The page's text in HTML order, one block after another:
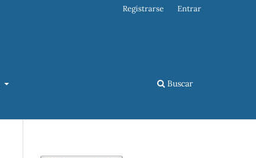
Buscar
Registrarse Entrar